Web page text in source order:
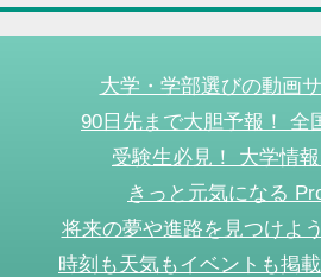
大学・学部選びの動画
90日先まで大胆予報！ 全
受験生必見！ 大学情
きっと元気になる
将来の夢や進路を見つけよ
時刻も天気もイベントも掲